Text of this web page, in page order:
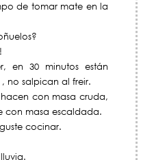
de tomar mate en la
en 30 minutos están
no salpican al freir.
con masa cruda,
con masa escaldada.
cocinar.